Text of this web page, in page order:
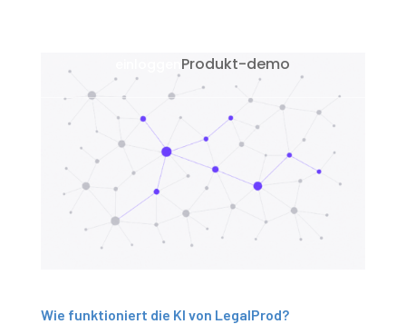
Produkt-demo
Wie funktioniert die KI von LegalProd?